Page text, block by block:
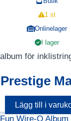
1 st
Onlinelager
I lager
för
Lägg till i